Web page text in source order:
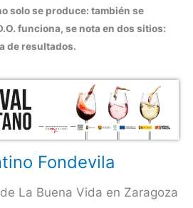
solo se produce: también se
funciona, se nota en dos sitios:
de resultados.
Fondevila
La Buena Vida en Zaragoza